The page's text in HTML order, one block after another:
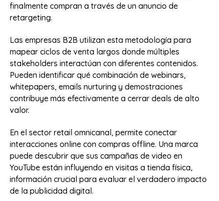
finalmente compran a través de un anuncio de
retargeting.
Las empresas B2B utilizan esta metodología para
mapear ciclos de venta largos donde múltiples
stakeholders interactúan con diferentes contenidos.
Pueden identificar qué combinación de webinars,
whitepapers, emails nurturing y demostraciones
contribuye más efectivamente a cerrar deals de alto
valor.
En el sector retail omnicanal, permite conectar
interacciones online con compras offline. Una marca
puede descubrir que sus campañas de video en
YouTube están influyendo en visitas a tienda física,
información crucial para evaluar el verdadero impacto
de la publicidad digital.